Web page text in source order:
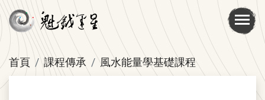
首頁 課程傳承 風水能量學基礎課程